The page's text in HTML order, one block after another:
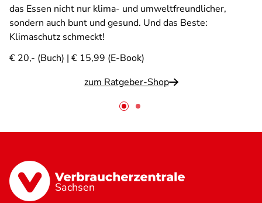
das Essen nicht nur klima- und umweltfreundlicher,
sondern auch bunt und gesund. Und das Beste:
Klimaschutz schmeckt!
€ 20,- (Buch) | € 15,99 (E-Book)
zum Ratgeber-Shop
Sachsen